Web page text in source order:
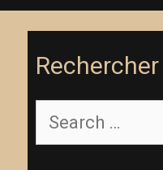
Rechercher